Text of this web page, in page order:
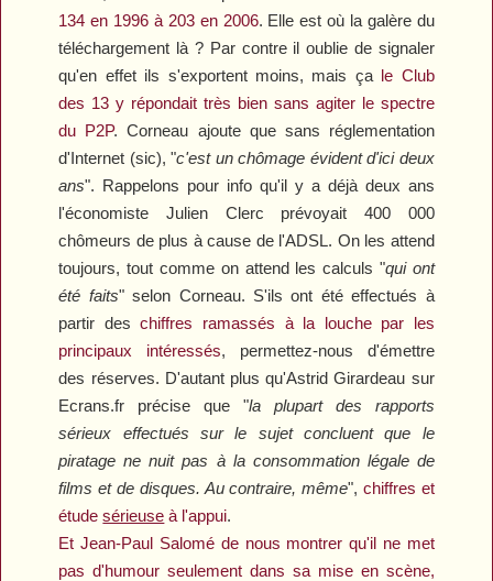
134 en 1996 à 203 en 2006. Elle est où la galère du
téléchargement là ? Par contre il oublie de signaler
qu'en effet ils s'exportent moins, mais ça le Club
des 13 y répondait très bien sans agiter le spectre
du P2P. Corneau ajoute que sans réglementation
d'Internet (sic), "c'est un chômage évident d'ici deux
ans". Rappelons pour info qu'il y a déjà deux ans
l'économiste Julien Clerc prévoyait 400 000
chômeurs de plus à cause de l'ADSL. On les attend
toujours, tout comme on attend les calculs "qui ont
été faits" selon Corneau. S'ils ont été effectués à
partir deschiffres ramassés à la louche par les
principaux intéressés, permettez-nous d'émettre
des réserves. D'autant plus qu'Astrid Girardeau sur
Ecrans.fr précise que "la plupart des rapports
sérieux effectués sur le sujet concluent que le
piratage ne nuit pas à la consommation légale de
films et de disques. Au contraire, même", chiffres et
étudesérieuse à l'appui.
Et Jean-Paul Salomé de nous montrer qu'il ne met
pas d'humour seulement dans sa mise en scène,